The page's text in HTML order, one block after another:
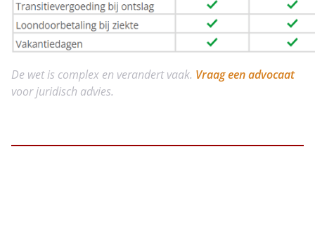
De wet is complex en verandert vaak. Vraag een advocaat
voor juridisch advies.